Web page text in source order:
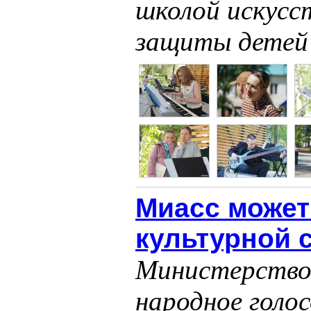
школой
защиты детей
Миасс
культурной
народное